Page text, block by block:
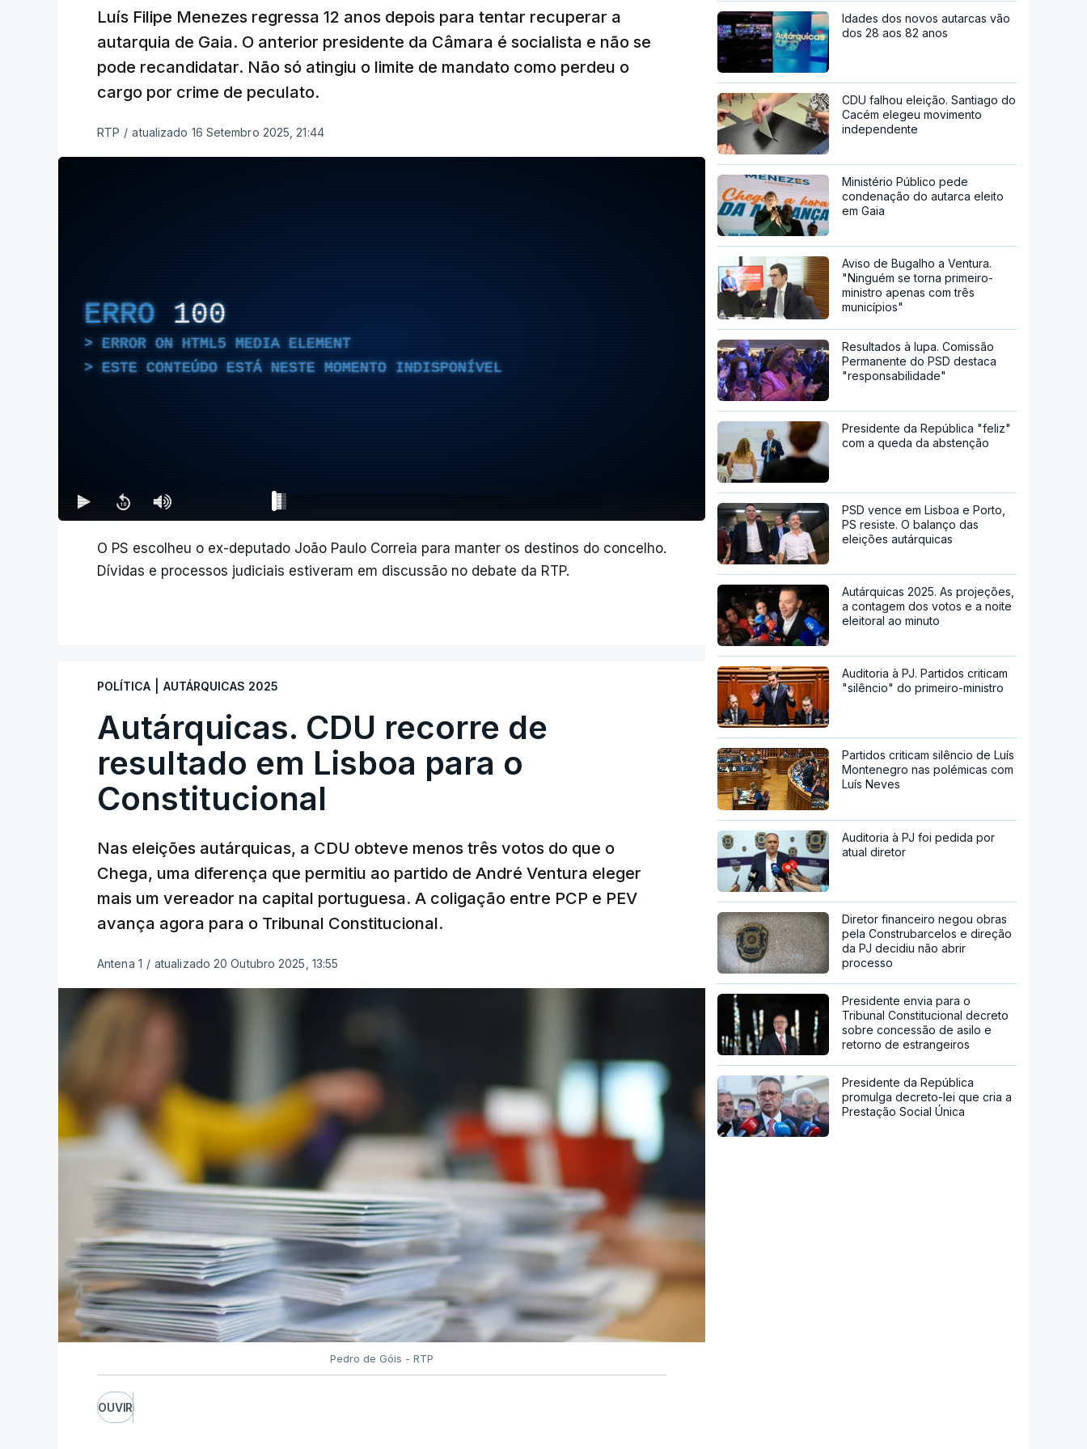
Luís Filipe Menezes regressa 12 anos depois para tentar recuperar a
autarquia de Gaia. O anterior presidente da Câmara é socialista e não se
pode recandidatar. Não só atingiu o limite de mandato como perdeu o
cargo por crime de peculato.
RTP / atualizado 16 Setembro 2025, 21:44
ERRO 100
ERROR ON HTML5 MEDIA ELEMENT
ESTE CONTEÚDO ESTÁ NESTE MOMENTO INDISPONÍVEL
O PS escolheu o ex-deputado João Paulo Correia para manter os destinos do concelho.
Dívidas e processos judiciais estiveram em discussão no debate da RTP.
POLÍTICA AUTÁRQUICAS 2025
Autárquicas. CDU recorre de
resultado em Lisboa para o
Constitucional
Nas eleições autárquicas, a CDU obteve menos três votos do que o
Chega, uma diferença que permitiu ao partido de André Ventura eleger
mais um vereador na capital portuguesa. A coligação entre PCP e PEV
avança agora para o Tribunal Constitucional.
Antena 1 / atualizado 20 Outubro 2025, 13:55
Pedro de Góis - RTP
OUVIR
Idades dos novos autarcas vão
dos 28 aos 82 anos
CDU falhou eleição. Santiago do
Cacém elegeu movimento
independente
Ministério Público pede
condenação do autarca eleito
em Gaia
Aviso de Bugalho a Ventura.
"Ninguém se torna primeiro-
ministro apenas com três
municípios"
Resultados à lupa. Comissão
Permanente do PSD destaca
"responsabilidade"
Presidente da República "feliz"
com a queda da abstenção
PSD vence em Lisboa e Porto,
PS resiste. O balanço das
eleições autárquicas
Autárquicas 2025. As projeções,
a contagem dos votos e a noite
eleitoral ao minuto
Auditoria à PJ. Partidos criticam
"silêncio" do primeiro-ministro
Partidos criticam silêncio de Luís
Montenegro nas polémicas com
Luís Neves
Auditoria à PJ foi pedida por
atual diretor
Diretor financeiro negou obras
pela Construbarcelos e direção
da PJ decidiu não abrir
processo
Presidente envia para o
Tribunal Constitucional decreto
sobre concessão de asilo e
retorno de estrangeiros
Presidente da República
promulga decreto-lei que cria a
Prestação Social Única